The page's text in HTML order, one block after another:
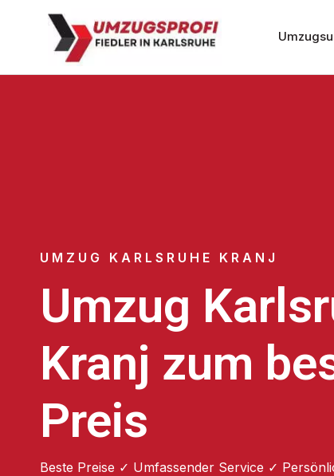
UMZUG KARLSRUHE KRANJ
Umzug
Kranj zum
Preis
Beste Preise ✓ Umfassender Service ✓